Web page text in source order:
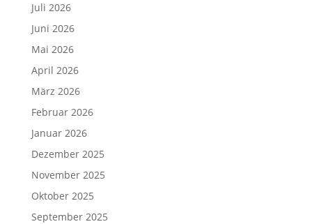
Juli 2026
Juni 2026
Mai 2026
April 2026
März 2026
Februar 2026
Januar 2026
Dezember 2025
November 2025
Oktober 2025
September 2025